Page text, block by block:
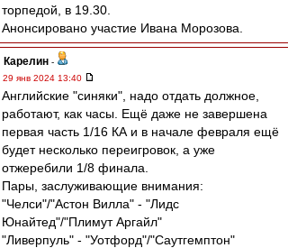
торпедой, в 19.30.
Анонсировано участие Ивана Морозова.
Карелин -
29 янв 2024 13:40
Английские "синяки", надо отдать должное,
работают, как часы. Ещё даже не завершена
первая часть 1/16 КА и в начале февраля ещё
будет несколько переигровок, а уже
отжеребили 1/8 финала.
Пары, заслуживающие внимания:
"Челси"/"Астон Вилла" - "Лидс
Юнайтед"/"Плимут Аргайл"
"Ливерпуль" - "Уотфорд"/"Саутгемптон"